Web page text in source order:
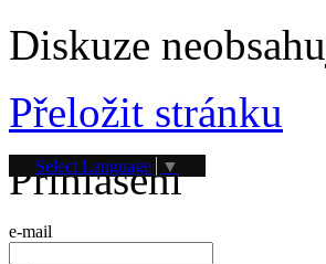
Diskuze
Přeložit stránku
Select Language ▼
Přihlášení
e-mail